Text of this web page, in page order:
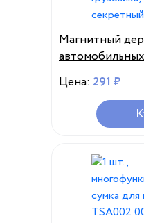
Магнитный
Сейф для
магнитом для
автомобиля,
секретный
Цена: 291 ₽